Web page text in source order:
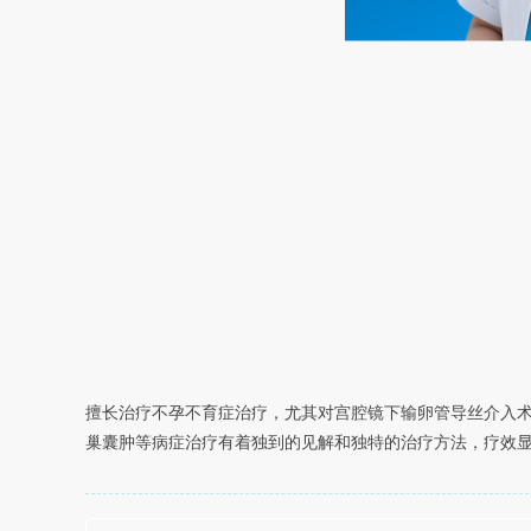
擅长治疗不孕不育症治疗，尤其对宫腔镜下输卵管导丝介入
巢囊肿等病症治疗有着独到的见解和独特的治疗方法，疗效